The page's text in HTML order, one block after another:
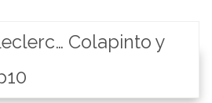
Colapinto y